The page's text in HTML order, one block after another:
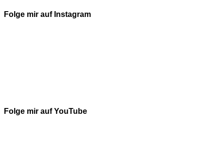
Folge mir auf Instagram
Folge mir auf YouTube